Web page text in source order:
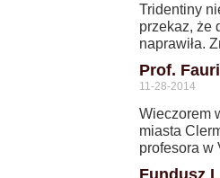
Tridentiny
przekaz, że
naprawiła.
Prof.
11-28-2014
Wieczorem
miasta
profesora w
Fundusz